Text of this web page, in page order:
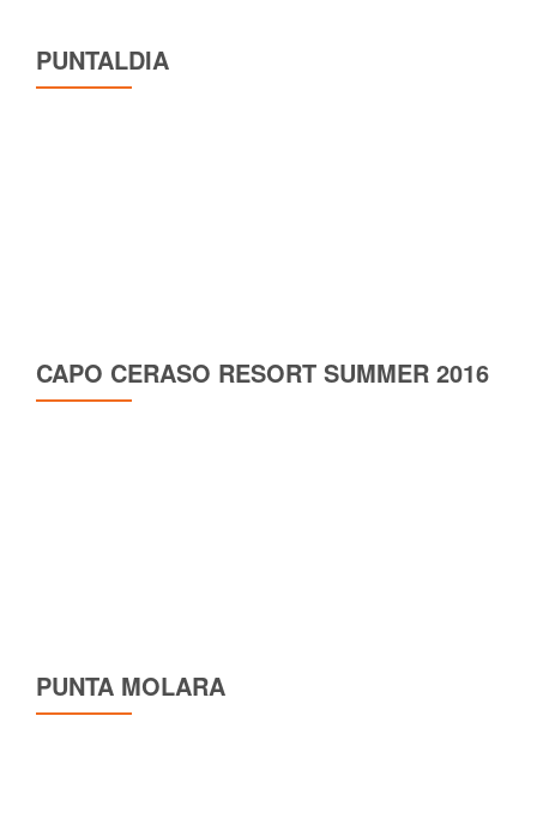
PUNTALDIA
CAPO CERASO RESORT SUMMER 2016
PUNTA MOLARA